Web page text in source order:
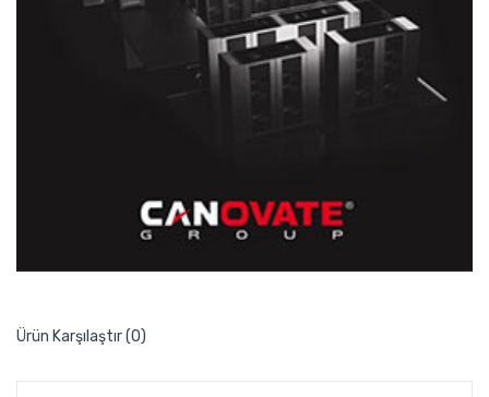
Ürün Karşılaştır (0)